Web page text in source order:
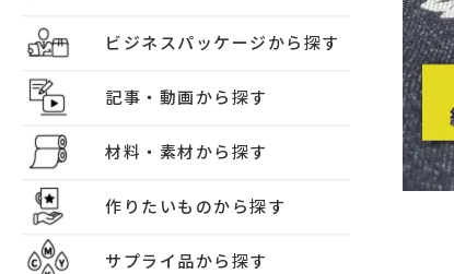
ビジネスパッケージから探す
記事・動画から探す
材料・素材から探す
作りたいものから探す
サプライ品から探す